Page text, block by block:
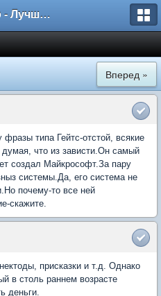
Life Hub - Лучшие компьютерные игры мира
Вперед »
типа Гейтс-отстой, всякие
что из зависти.Он самый
создал Майкрософт.За пару
системы.Да, его система не
почему-то все ней
скажите.
присказки и т.д. Однако
в столь раннем возрасте
деньги.